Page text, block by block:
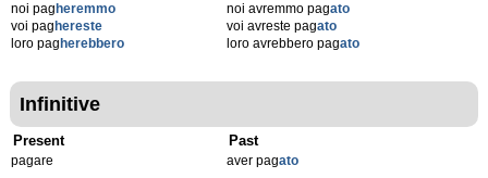
noi pag heremmo
voi pag hereste
loro pag herebbero
noi avremmo pagato
voi avreste pagato
loro avrebbero pagato
Infinitive
Present
pagare
Past
aver pagato